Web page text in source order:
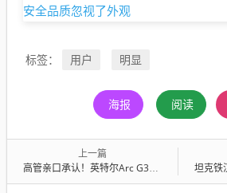
标签： 用户 明显
海报 阅读
上一篇
高管亲口承认！英特尔Arc G3掌机芯片蓄势待发：搭配Xe3核显 微星掌机率先上车 坦克铁汉柔情燃